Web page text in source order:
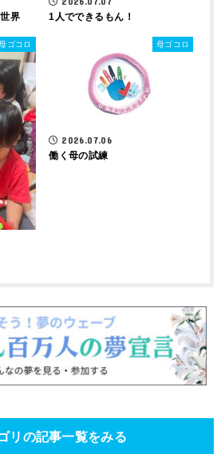
界 1人でできるもん！
ゴコロ 母ゴコロ
2026.07.06
働く母の試練
リの記事一覧をみる